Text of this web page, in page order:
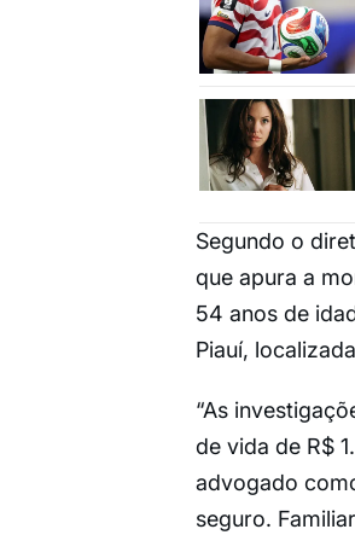
Segundo o
que apura a
54 anos de
Piauí,
“As
de vida de R$
advogado
seguro.